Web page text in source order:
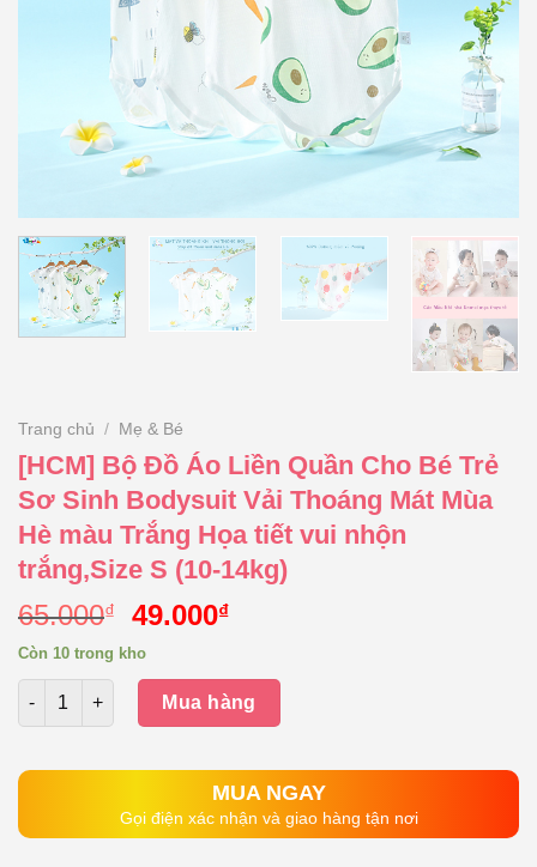
Trang chủ / Mẹ & Bé
[HCM] Bộ Đồ Áo Liền Quần Cho Bé Trẻ
Sơ Sinh Bodysuit Vải Thoáng Mát Mùa
Hè màu Trắng Họa tiết vui nhộn
trắng,Size S (10-14kg)
65.000₫
Giá
gốc
là:
65.000₫.
49.000₫Giá
tại
là:
49.000₫.
Còn 10 trong kho
Số lượng
Mua hàng
MUA NGAY
Gọi điện xác nhận và giao hàng tận nơi